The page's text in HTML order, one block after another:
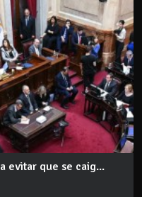
evitar que se caig...